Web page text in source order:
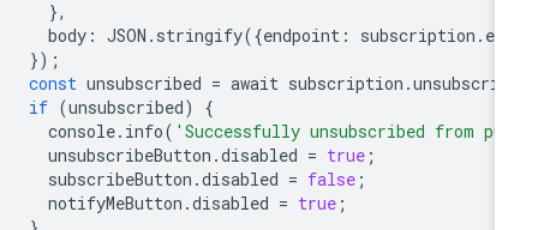
body: JSON.stringify({endpoint: subscription
const unsubscribed = await subscription.
if (unsubscribed
console.info('Successfully unsubscribed from
unsubscribeButton.disabled = true
subscribeButton.disabled = false
notifyMeButton.disabled = true